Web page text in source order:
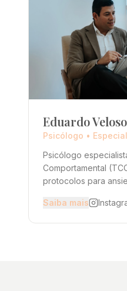
Eduardo Veloso
Psicólogo •
Psicólogo
Comportamental
protocolos para
Saiba mais